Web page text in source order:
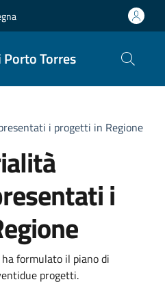
Torres
i progetti in Regione
i
formulato il piano di
progetti.